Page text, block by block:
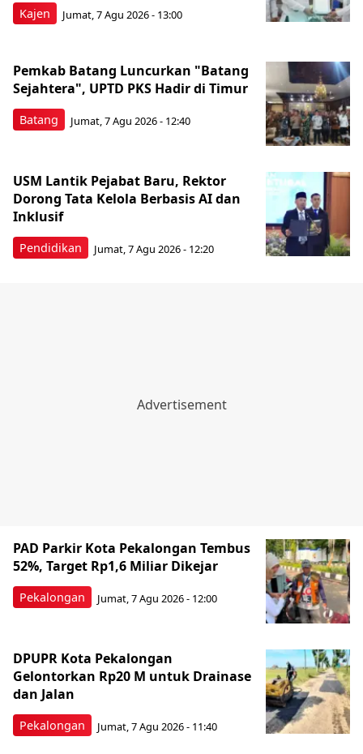
Kajen Jumat, 7 Agu 2026 - 13:00
Batang
Pemkab Batang Luncurkan "Batang
Sejahtera", UPTD PKS Hadir di Timur
Jumat, 7 Agu 2026 - 12:40
Pendidikan
USM Lantik Pejabat Baru, Rektor
Dorong Tata Kelola Berbasis AI dan
Inklusif
Jumat, 7 Agu 2026 - 12:20
Pekalongan
PAD Parkir Kota Pekalongan Tembus
52%, Target Rp1,6 Miliar Dikejar
Jumat, 7 Agu 2026 - 12:00
Pekalongan
DPUPR Kota Pekalongan
Gelontorkan Rp20 M untuk Drainase
dan Jalan
Jumat, 7 Agu 2026 - 11:40